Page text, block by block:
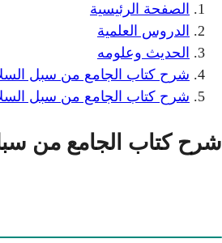
الصفحة الرئيسية
الدروس العلمية
الحديث وعلومه
شرح كتاب الجامع من سبل
شرح كتاب الجامع من سبل
شرح كتاب الجامع من سبل